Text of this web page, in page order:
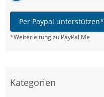
Per Paypal unterstützen*
*Weiterleitung zu PayPal.Me
Kategorien